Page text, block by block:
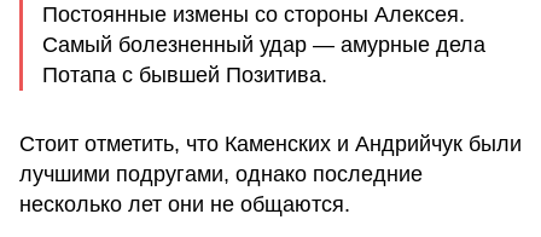
Постоянные измены со стороны Алексея.
Самый болезненный удар — амурные дела
Потапа с бывшей Позитива.
Стоит отметить, что Каменских и Андрийчук были
лучшими подругами, однако последние
несколько лет они не общаются.